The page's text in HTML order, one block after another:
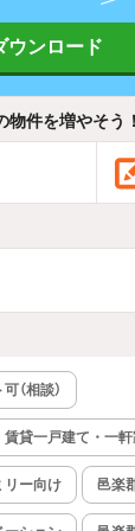
ウンロード
物件を増やそう！
（相談）
貸一戸建て・一
リー向け 邑楽